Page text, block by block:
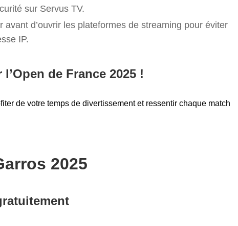
sur Servus TV.
avant d’ouvrir les plateformes de streaming pour éviter
IP.
de France 2025 !
de votre temps de divertissement et ressentir chaque match
2025